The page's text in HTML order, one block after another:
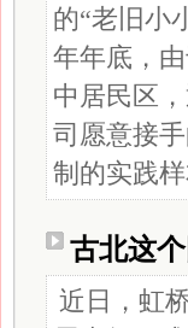
的“老旧小
年年底，
中居民区
司愿意接
制的实践样
古北这
近日，虹